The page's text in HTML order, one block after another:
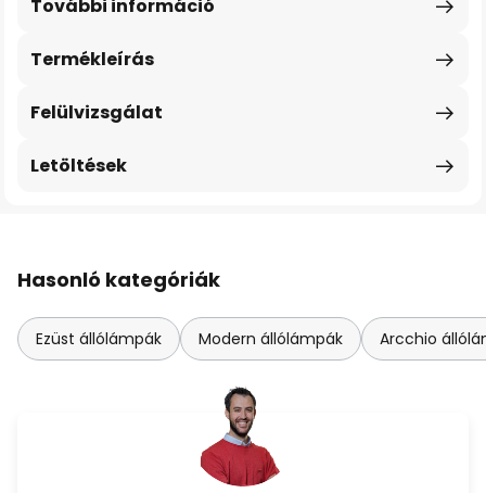
Termékleírás
További információ
Felülvizsgálat
Letöltések
Hasonló kategóriák
Ezüst állólámpák Modern állólámpák Arcchio